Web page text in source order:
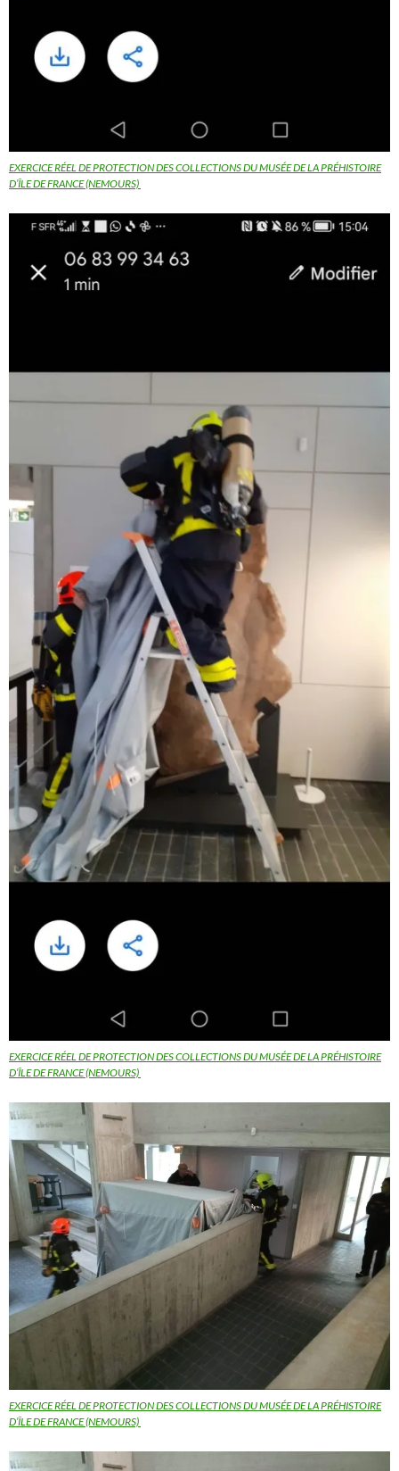
EXERCICE RÉEL DE PROTECTION DES COLLECTIONS DU MUSÉE DE LA PRÉHISTOIRE
D’ÎLE DE FRANCE (NEMOURS)
EXERCICE RÉEL DE PROTECTION DES COLLECTIONS DU MUSÉE DE LA PRÉHISTOIRE
D’ÎLE DE FRANCE (NEMOURS)
EXERCICE RÉEL DE PROTECTION DES COLLECTIONS DU MUSÉE DE LA PRÉHISTOIRE
D’ÎLE DE FRANCE (NEMOURS)